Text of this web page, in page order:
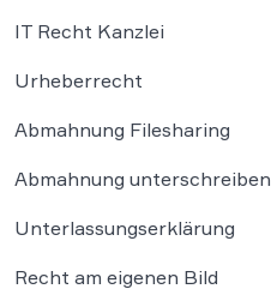
IT Recht Kanzlei
Urheberrecht
Abmahnung Filesharing
Abmahnung unterschreiben
Unterlassungserklärung
Recht am eigenen Bild